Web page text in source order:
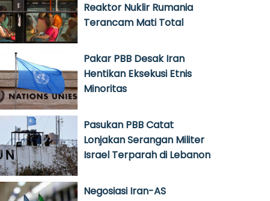
Reaktor Nuklir Rumania
Terancam Mati Total
Pakar PBB Desak Iran
Hentikan Eksekusi Etnis
Minoritas
Pasukan PBB Catat
Lonjakan Serangan Militer
Israel Terparah di Lebanon
Negosiasi Iran-AS